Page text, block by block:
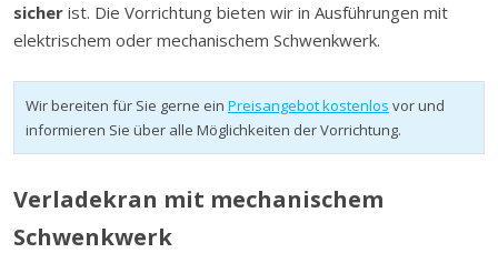
sicher ist. Die Vorrichtung bieten wir in Ausführungen mit
elektrischem oder mechanischem Schwenkwerk.
Wir bereiten für Sie gerne ein Preisangebot kostenlos vor und
informieren Sie über alle Möglichkeiten der Vorrichtung.
Verladekran mit mechanischem
Schwenkwerk